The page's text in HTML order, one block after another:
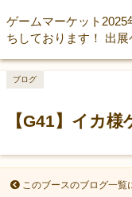
ゲームマーケット
ちしております！ 出
【G41】イカ
ブログ
このブースのブログ一覧